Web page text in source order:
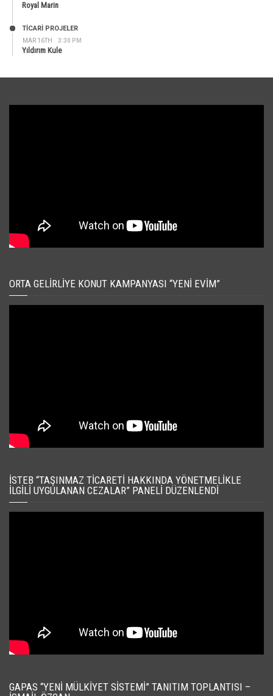
Royal Marin
MAR 16TH 3:30 PM
TİCARİ PROJELER
Yıldırım Kule
ORTA GELIRLIYE KONUT KAMPANYASI “YENI EVIM”
İSTEB “TAŞINMAZ TICARETI HAKKINDA YÖNETMELIKLE
İLGILI UYGULANAN CEZALAR” PANELI DÜZENLENDI
GAPAS “YENI MÜLKIYET SISTEMI” TANITIM TOPLANTISI –